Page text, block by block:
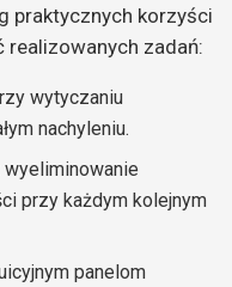
praktycznych korzyści
realizowanych zadań:
wytyczaniu
nachyleniu.
przy każdym kolejnym
panelom